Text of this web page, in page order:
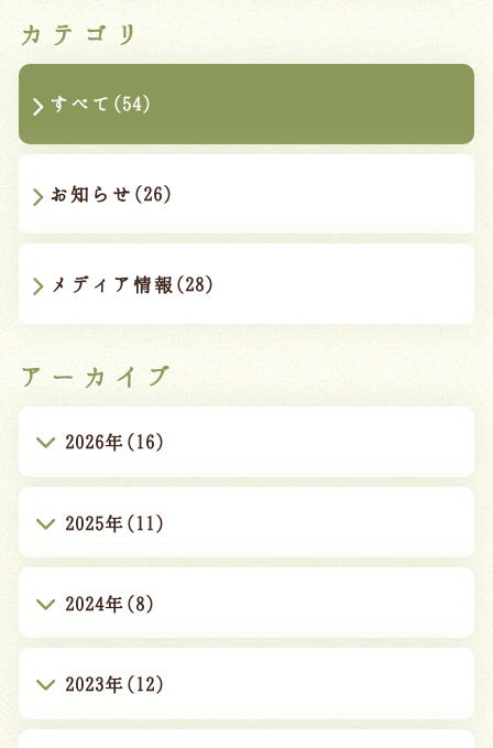
カテゴリ
すべて(54)
お知らせ(26)
メディア情報(28)
アーカイブ
2026年(16)
2025年(11)
2024年(8)
2023年(12)